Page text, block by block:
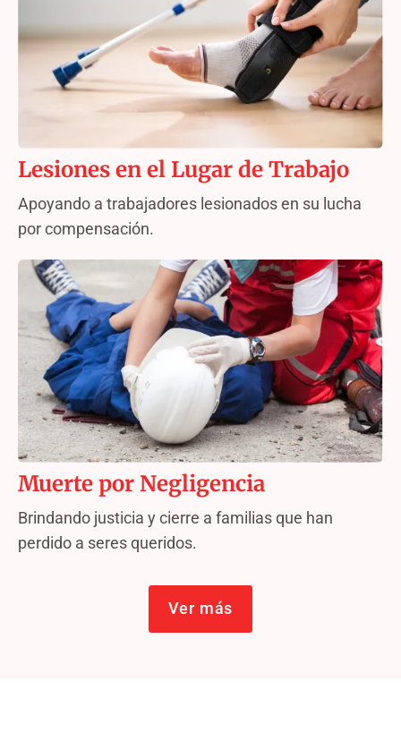
Lesiones en el Lugar de Trabajo
Apoyando a trabajadores lesionados en su lucha
por compensación.
Muerte por Negligencia
Brindando justicia y cierre a familias que han
perdido a seres queridos.
Ver más